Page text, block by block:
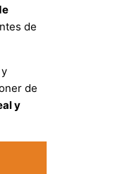
de
de
y